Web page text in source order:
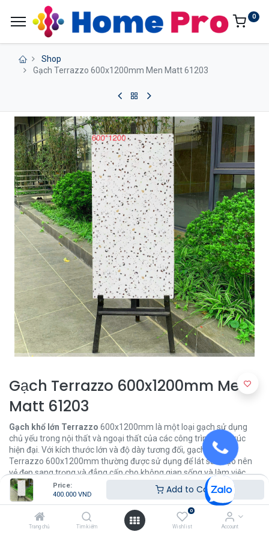
Price:
400.000 VND Add to Cart
Trang chủ Tìm kiếm
0
Wishlist Account
0
Shop
Gạch Terrazzo 600x1200mm Men Matt 61203
Gạch Terrazzo 600x1200mm Men
Matt 61203
Gạch khổ lớn Terrazzo 600x1200mm là một loại gạch sử dụng
chủ yếu trong nội thất và ngoại thất của các công trình kiến trúc
hiện đại. Với kích thước lớn và độ dày tương đối, gạch khổ lớn
Terrazzo 600x1200mm thường được sử dụng để lát sàn, tạo nên
vẻ đẹp sang trọng và đẳng cấp cho không gian sống và làm việc.
400.000VND